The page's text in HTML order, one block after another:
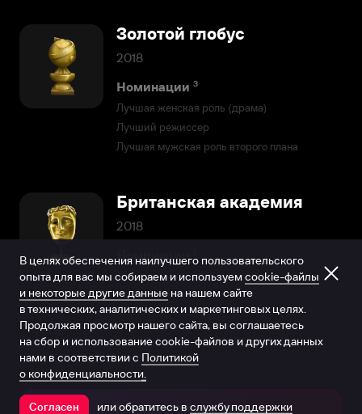
Золотой глобус
2018
Номинации 3
Лучшая женская роль (драма)
Лучший режиссер
Лучшая мужская роль второго плана
Британская академия
2018
Лучшая мужская роль второго плана
Открыть в приложении
В целях обеспечения наилучшего пользовательского
опыта для вас мы собираем и используем cookie-файлы
и некоторые другие данные на нашем сайте
в технических, аналитических и маркетинговых целях.
Продолжая просмотр нашего сайта, вы соглашаетесь
на сбор и использование cookie-файлов и других данных
нами в соответствии с Политикой
о конфиденциальности.
Согласен или обратитесь в службу поддержки